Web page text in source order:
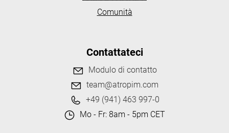
Comunità
Contattateci
Modulo di contatto
team@atropim.com
+49 (941) 463 997-0
Mo - Fr: 8am - 5pm CET